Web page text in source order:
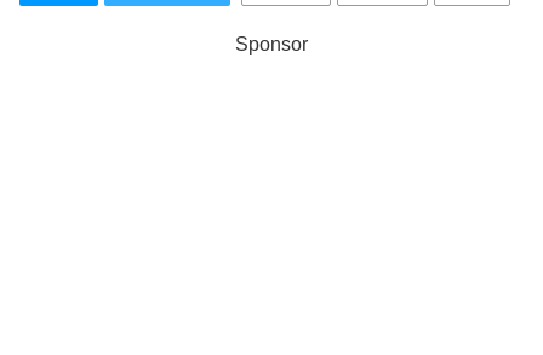
Sponsor